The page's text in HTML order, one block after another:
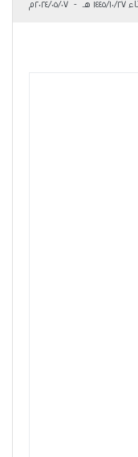
٢٧ هـ - ٢٠٢٤/٠٥/٠٧م